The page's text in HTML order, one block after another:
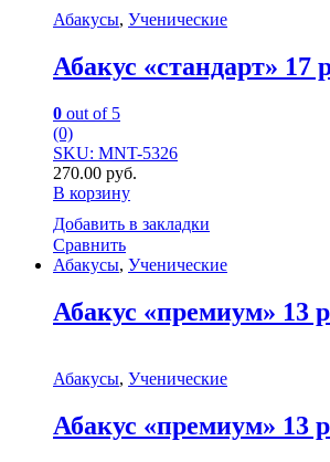
Абакусы, Ученические
Абакус «стандарт» 17
0 out of 5
(0)
SKU: MNT-5326
270.00 руб.
В корзину
Добавить в закладки
Сравнить
Абакусы, Ученические
Абакус «премиум» 13
Абакусы, Ученические
Абакус «премиум» 13